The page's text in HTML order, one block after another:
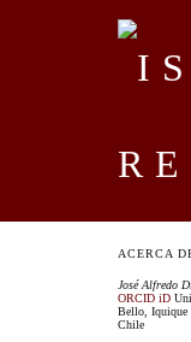
ACERCA
José Alfredo
ORCID iD
Bello, Iquique
Chile